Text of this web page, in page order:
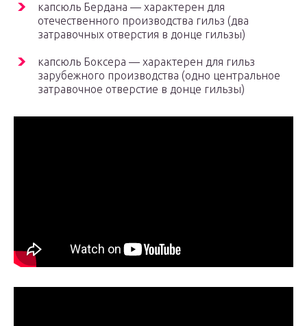
капсюль Бердана — характерен для
отечественного производства гильз (два
затравочных отверстия в донце гильзы)
капсюль Боксера — характерен для гильз
зарубежного производства (одно центральное
затравочное отверстие в донце гильзы)